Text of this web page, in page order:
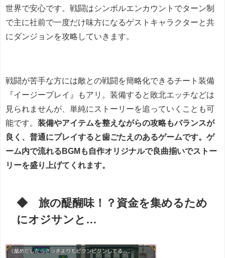
世界で安心です。 戦闘はシンボルエンカウントでターン制
で主に社前で一度だけ味方になるゲストキャラクターと共
にダンジョンを攻略していきます。
戦闘が苦手な方には敵との戦闘を簡略化できるチート装備
『イージープレイ』もアリ。装備すると敗北エッチなどは
見られませんが、単純にストーリーを追っていくことも可
能です。 装備やアイテムを整えながらの攻略もバランスが
良く、普通にプレイすると歯ごたえのあるゲームです。ゲ
ーム内で流れるBGMも自作オリジナルで良曲揃いでストー
リーを盛り上げてくれます。
◆ 旅の醍醐味！？資金を集めるため
にオジサンと…